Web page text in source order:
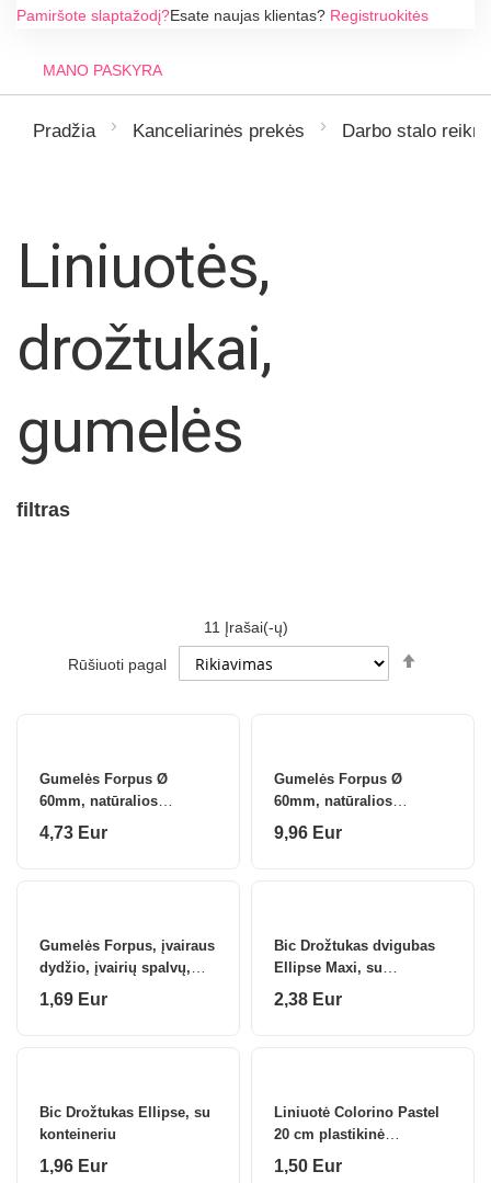
Pamiršote slaptažodį?Esate naujas klientas? Registruokitės
MANO PASKYRA
Pradžia Kanceliarinės prekės Darbo stalo
Liniuotės,
drožtukai,
gumelės
filtras
11 Įrašai(-ų)
Rūšiuoti pagal
Gumelės Forpus Ø
60mm, natūralios
spalvos, 500 g, 60%
kaučiukas
4,73 Eur
Gumelės Forpus Ø
60mm, natūralios
spalvos, 1kg , 60%
kaučiukas
9,96 Eur
Gumelės Forpus, įvairaus
dydžio, įvairių spalvų,
100g
1,69 Eur
Bic Drožtukas dvigubas
Ellipse Maxi, su
konteineriu 1 vnt.
2,38 Eur
Bic Drožtukas Ellipse, su
konteineriu
1,96 Eur
Liniuotė Colorino Pastel
20 cm plastikinė
pastelinių spalvų
1,50 Eur